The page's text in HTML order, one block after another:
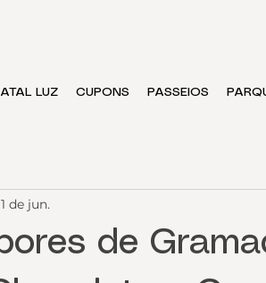
LUZ CUPONS PASSEIOS
de
1 de jun.